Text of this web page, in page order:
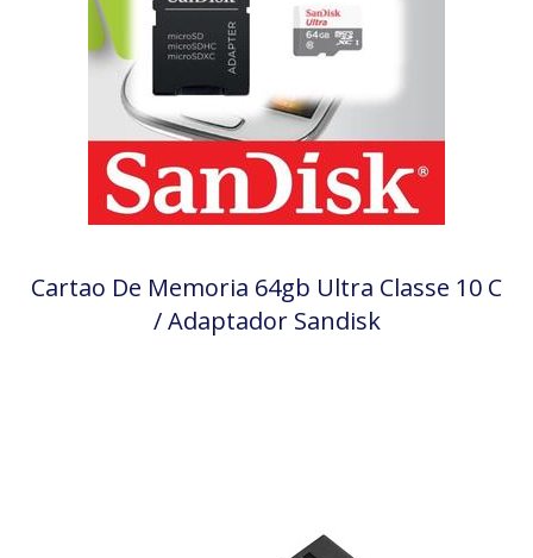
Cartao De Memoria 64gb Ultra Classe 10 C
/ Adaptador Sandisk